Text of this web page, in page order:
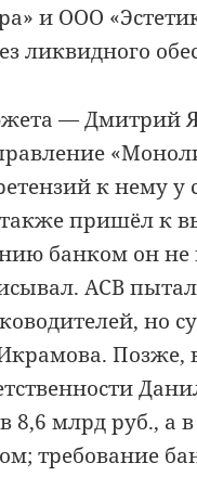
и ООО
ликвидного
— Дмитрий
к нему у
пришёл к
банком он
АСВ
но
Позже,
млрд руб., а в
требование